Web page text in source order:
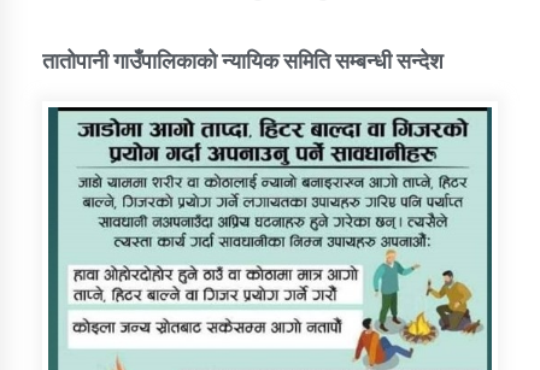
तातोपानी गाउँपालिकाको न्यायिक समिति सम्बन्धी सन्देश